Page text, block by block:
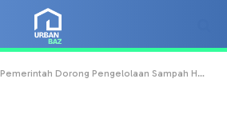
Pemerintah Dorong Pengelolaan Sampah Holistik